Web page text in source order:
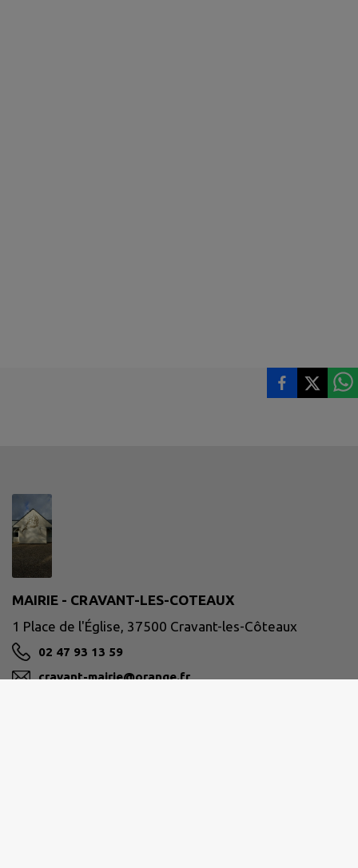
MAIRIE - CRAVANT-LES-COTEAUX
1 Place de l'Église, 37500 Cravant-les-Côteaux
02 47 93 13 59
cravant-mairie@orange.fr